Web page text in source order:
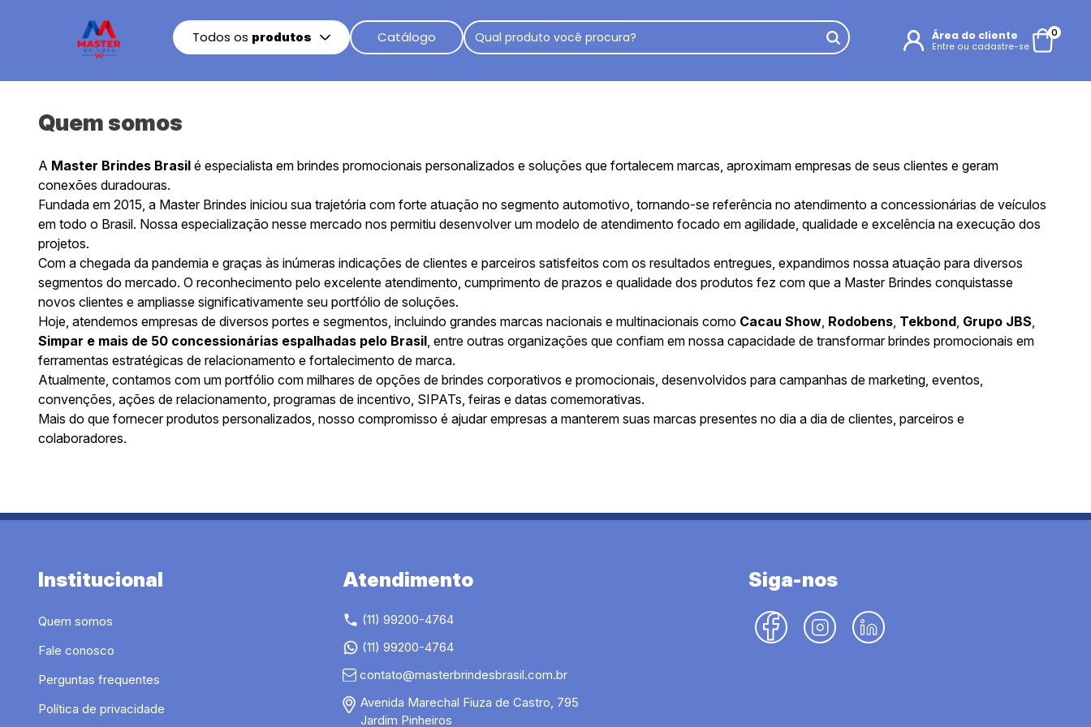
Todos os produtos Catálogo Área do cliente
Entre ou cadastre-se
0
Quem somos
A Master Brindes Brasil é especialista em brindes promocionais personalizados e soluções que fortalecem marcas, aproximam empresas de seus clientes e geram
conexões duradouras.
Fundada em 2015, a Master Brindes iniciou sua trajetória com forte atuação no segmento automotivo, tornando-se referência no atendimento a concessionárias de veículos
em todo o Brasil. Nossa especialização nesse mercado nos permitiu desenvolver um modelo de atendimento focado em agilidade, qualidade e excelência na execução dos
projetos.
Com a chegada da pandemia e graças às inúmeras indicações de clientes e parceiros satisfeitos com os resultados entregues, expandimos nossa atuação para diversos
segmentos do mercado. O reconhecimento pelo excelente atendimento, cumprimento de prazos e qualidade dos produtos fez com que a Master Brindes conquistasse
novos clientes e ampliasse significativamente seu portfólio de soluções.
Hoje, atendemos empresas de diversos portes e segmentos, incluindo grandes marcas nacionais e multinacionais como Cacau Show, Rodobens, Tekbond, Grupo JBS,
Simpar e mais de 50 concessionárias espalhadas pelo Brasil, entre outras organizações que confiam em nossa capacidade de transformar brindes promocionais em
ferramentas estratégicas de relacionamento e fortalecimento de marca.
Atualmente, contamos com um portfólio com milhares de opções de brindes corporativos e promocionais, desenvolvidos para campanhas de marketing, eventos,
convenções, ações de relacionamento, programas de incentivo, SIPATs, feiras e datas comemorativas.
Mais do que fornecer produtos personalizados, nosso compromisso é ajudar empresas a manterem suas marcas presentes no dia a dia de clientes, parceiros e
colaboradores.
Institucional
Quem somos
Fale conosco
Perguntas frequentes
Política de privacidade
Atendimento
(11) 99200-4764
(11) 99200-4764
contato@masterbrindesbrasil.com.br
Avenida Marechal Fiuza de Castro, 795
Jardim Pinheiros
Siga-nos